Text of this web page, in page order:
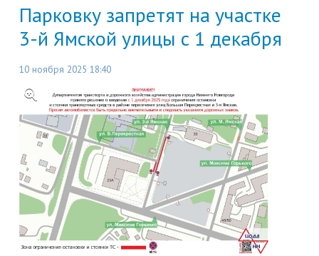
Парковку запретят на участке
3-й Ямской улицы с 1 декабря
10 ноября 2025 18:40